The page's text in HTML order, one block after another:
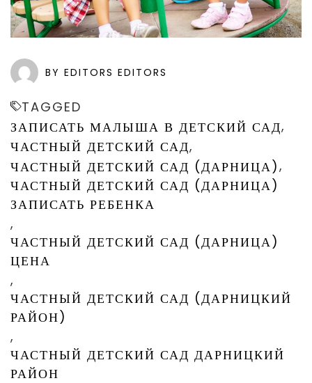
BY EDITORS EDITORS
TAGGED
ЗАПИСАТЬ МАЛЫША В ДЕТСКИЙ САД,
ЧАСТНЫЙ ДЕТСКИЙ САД,
ЧАСТНЫЙ ДЕТСКИЙ САД (ДАРНИЦА),
ЧАСТНЫЙ ДЕТСКИЙ САД (ДАРНИЦА)
ЗАПИСАТЬ РЕБЕНКА
,
ЧАСТНЫЙ ДЕТСКИЙ САД (ДАРНИЦА)
ЦЕНА
,
ЧАСТНЫЙ ДЕТСКИЙ САД (ДАРНИЦКИЙ
РАЙОН)
,
ЧАСТНЫЙ ДЕТСКИЙ САД ДАРНИЦКИЙ
РАЙОН